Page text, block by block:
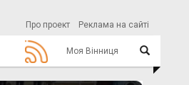
Про проект Реклама на сайті
Моя Вінниця